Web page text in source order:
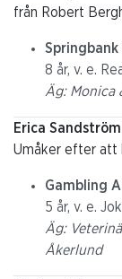
från Robert
Springbank
8 år, v. e.
Äg: Monica
Erica Sandström
Umåker efter att
Gambling
5 år, v. e.
Äg:
Åkerlund